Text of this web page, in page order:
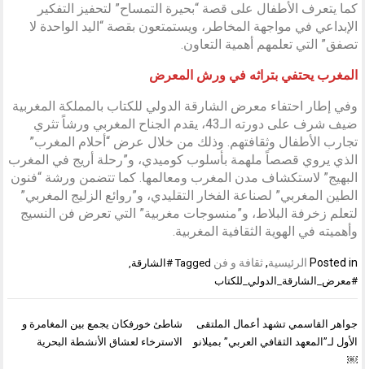
كما يتعرف الأطفال على قصة “بحيرة التمساح” لتحفيز التفكير
الإبداعي في مواجهة المخاطر، ويستمتعون بقصة “اليد الواحدة لا
تصفق” التي تعلمهم أهمية التعاون.
المغرب يحتفي بتراثه في ورش المعرض
وفي إطار احتفاء معرض الشارقة الدولي للكتاب بالمملكة المغربية
ضيف شرف على دورته الـ43، يقدم الجناح المغربي ورشاً تثري
تجارب الأطفال وثقافتهم. وذلك من خلال عرض “أحلام المغرب”
الذي يروي قصصاً ملهمة بأسلوب كوميدي، و”رحلة أريج في المغرب
البهيج” لاستكشاف مدن المغرب ومعالمها. كما تتضمن ورشة “فنون
الطين المغربي” لصناعة الفخار التقليدي، و”روائع الزليج المغربي”
لتعلم زخرفة البلاط، و”منسوجات مغربية” التي تعرض فن النسيج
وأهميته في الهوية الثقافية المغربية.
Posted in الرئيسية,ثقافة و فن Tagged #الشارقة,
#معرض_الشارقة_الدولي_للكتاب
تصفّح
المقالات
شاطئ خورفكان يجمع بين المغامرة و
الاسترخاء لعشاق الأنشطة البحرية
جواهر القاسمي تشهد أعمال الملتقى
الأول لـ”المعهد الثقافي العربي” بميلانو
￼